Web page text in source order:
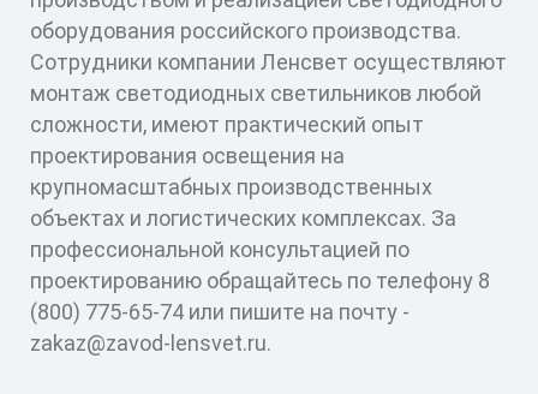
оборудования российского производства.
Сотрудники компании Ленсвет осуществляют
монтаж светодиодных светильников любой
сложности, имеют практический опыт
проектирования освещения на
крупномасштабных производственных
объектах и логистических комплексах. За
профессиональной консультацией по
проектированию обращайтесь по телефону 8
(800) 775-65-74 или пишите на почту -
zakaz@zavod-lensvet.ru.